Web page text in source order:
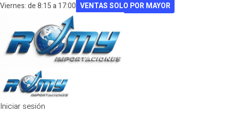
Viernes: de 8:15 a 17:00 VENTAS SOLO POR MAYOR
Iniciar sesión